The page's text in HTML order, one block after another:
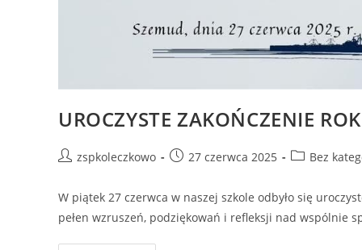
UROCZYSTE ZAKOŃCZENIE
zspkoleczkowo 27 czerwca 2025 Bez
W piątek 27 czerwca w naszej szkole odbyło się
pełen wzruszeń, podziękowań i refleksji nad wspólnie